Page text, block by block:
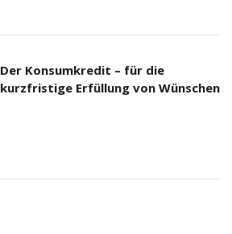
Der Konsumkredit – für die
kurzfristige Erfüllung von Wünschen